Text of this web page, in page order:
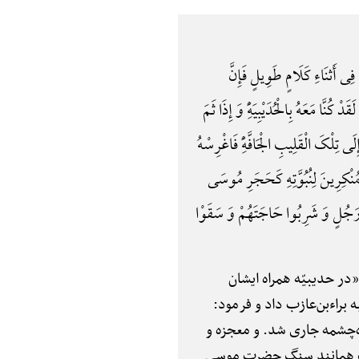
أَثنَاءِ کَلَامٍ طَوِیلٍ فَإِنَّ
مَعَهُ بِالْحُدَیْبِیَهًِْ وَ إِذَا ثَمَ
تِلْکَ الْقَلِیبِ الْجَافَّهًِْ فَاغْرِسْهُ
لِنُبُوَّتِهِ کَحَجَرِ مُوسَی
رَجُلٍ وَ شَرِبُوا حَاجَتَهُمْ وَ سَقَوْا
حدیبیّه همراه ایشان
براءبن‌عازب داد و فرمود:
جاری شد. و معجزه و